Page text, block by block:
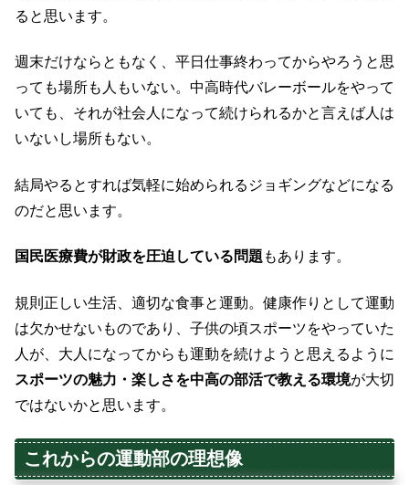
ると思います。
週末だけならともなく、平日仕事終わってからやろうと思
っても場所も人もいない。中高時代バレーボールをやって
いても、それが社会人になって続けられるかと言えば人は
いないし場所もない。
結局やるとすれば気軽に始められるジョギングなどになる
のだと思います。
国民医療費が財政を圧迫している問題 もあります。
規則正しい生活、適切な食事と運動。健康作りとして運動
は欠かせないものであり、子供の頃スポーツをやっていた
人が、大人になってからも運動を続けようと思えるように
スポーツの魅力・楽しさを中高の部活で教える環境が大切
ではないかと思います。
これからの運動部の理想像